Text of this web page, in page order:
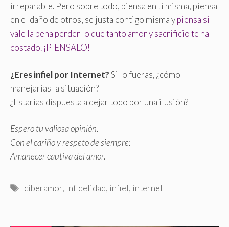
irreparable. Pero sobre todo, piensa en ti misma, piensa
en el daño de otros, se justa contigo misma ypiensa si
vale la pena perder lo que tanto amor y sacrificio te ha
costado. ¡PIENSALO!
¿Eres infiel por Internet?Si lo fueras, ¿cómo
manejarías la situación?
¿Estarías dispuesta a dejar todo por una ilusión?
Espero tu valiosa opinión.
Con el cariño y respeto de siempre:
Amanecer cautiva del amor.
Etiquetas
ciberamor, Infidelidad, infiel, internet